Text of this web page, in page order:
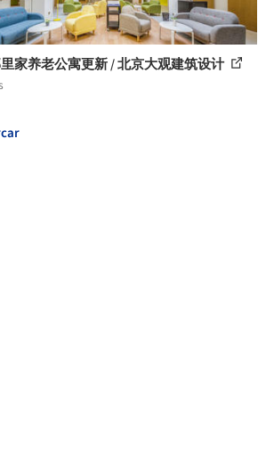
家养老公寓更新 / 北京大观建筑设计